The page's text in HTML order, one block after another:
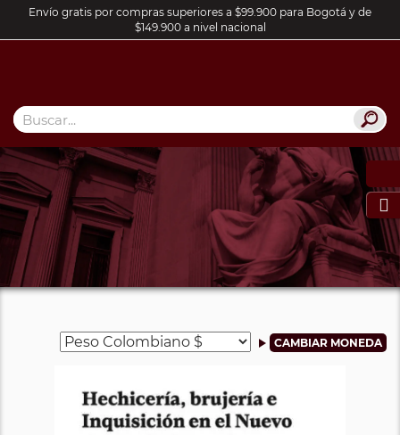
Envío gratis por compras superiores a $99.900 para Bogotá y de
$149.900 a nivel nacional
